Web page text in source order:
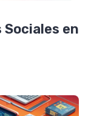
Sociales en